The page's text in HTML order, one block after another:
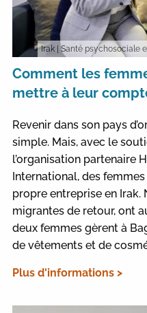
Irak | Santé psychosociale
Comment les
mettre à leur
Revenir dans son pays
simple. Mais, avec le
l’organisation partenaire
International, des
propre entreprise en Irak.
migrantes de retour, ont
deux femmes gèrent à
de vêtements et de
Plus d'informations >